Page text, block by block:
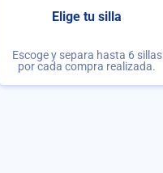
Elige tu silla
Escoge y separa hasta 6 sillas
por cada compra realizada.